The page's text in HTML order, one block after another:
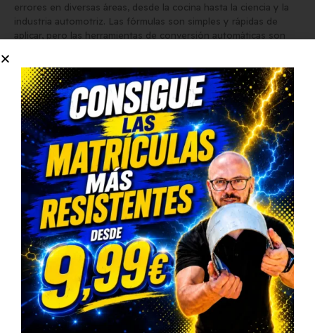
errores en diversas áreas, desde la cocina hasta la ciencia y la
industria automotriz. Las fórmulas son simples y rápidas de
aplicar, pero las herramientas de conversión automáticas son
necesario para realizar conversiones precisas y eficientes entre
estas dos unidades de volumen.
TAMBIEN TE
PUEDE
INTERESAR
CALCULADORA KW/CV
CALCULADORA MILLAS/KM